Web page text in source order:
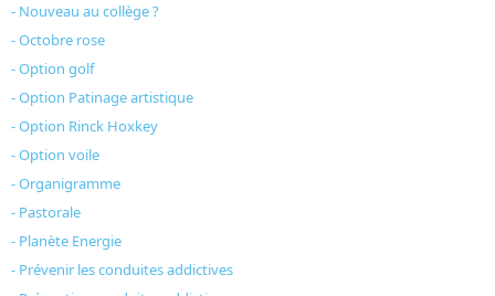
- Nouveau au collège ?
- Octobre rose
- Option golf
- Option Patinage artistique
- Option Rinck Hoxkey
- Option voile
- Organigramme
- Pastorale
- Planète Energie
- Prévenir les conduites addictives